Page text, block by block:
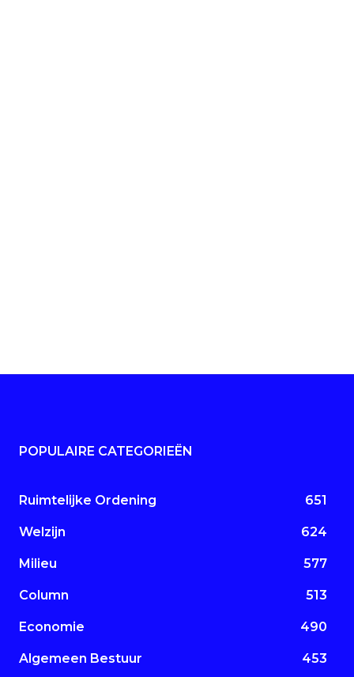
POPULAIRE CATEGORIEËN
Ruimtelijke Ordening 651
Welzijn 624
Milieu 577
Column 513
Economie 490
Algemeen Bestuur 453